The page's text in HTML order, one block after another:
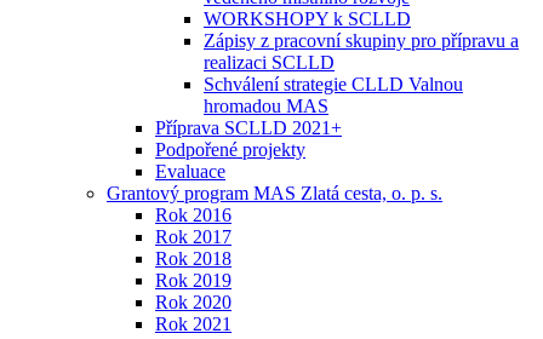
WORKSHOPY k SCLLD
Zápisy z pracovní skupiny pro přípravu a
realizaci SCLLD
Schválení strategie CLLD Valnou
hromadou MAS
Příprava SCLLD 2021+
Podpořené projekty
Evaluace
Grantový program MAS Zlatá cesta, o. p. s.
Rok 2016
Rok 2017
Rok 2018
Rok 2019
Rok 2020
Rok 2021